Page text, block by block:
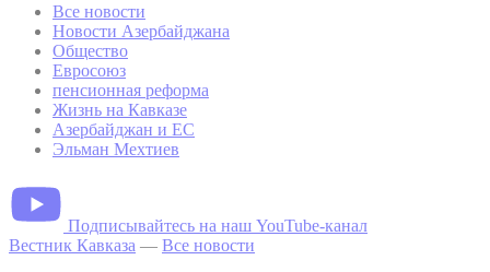
Все новости
Новости Азербайджана
Общество
Евросоюз
пенсионная реформа
Жизнь на Кавказе
Азербайджан и ЕС
Эльман Мехтиев
Подписывайтесь на наш YouTube-канал
Вестник Кавказа — Все новости